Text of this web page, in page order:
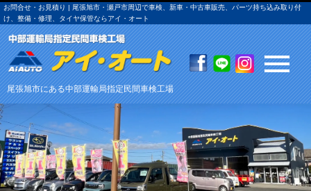
お問合せ・お見積り | 尾張旭市・瀬戸市周辺で車検、新車・中古車販売、パーツ持ち込み取り付
け、整備・修理、タイヤ保管ならアイ・オート
尾張旭市にある中部運輸局指定民間車検工場